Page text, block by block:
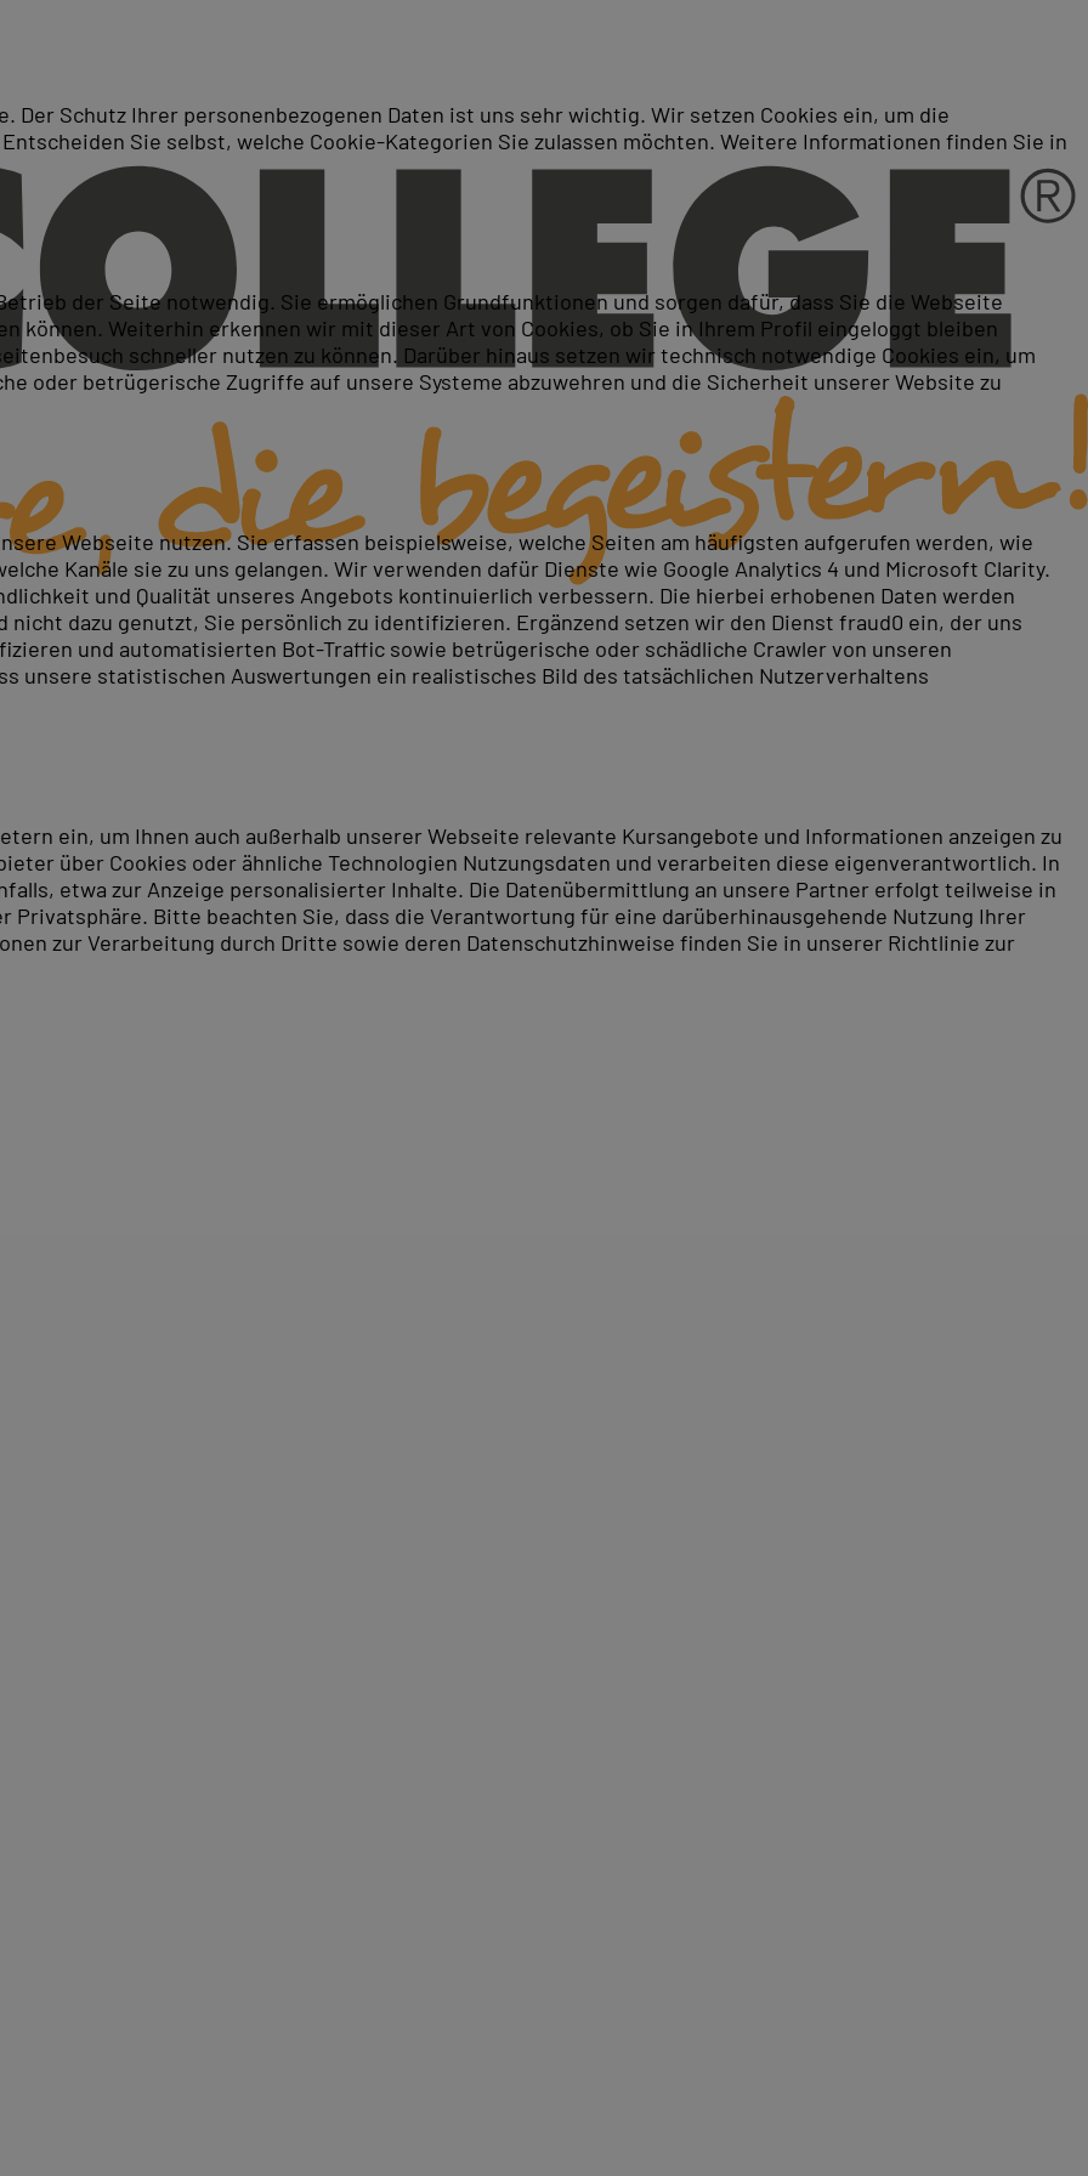
und Fachkräfte auf unsere Erfahrung in der IT-Weiterbildung.
Sie, wie individuelle Texturen und Materialien entwickelt werden. Sie lernen vorgefertigte Substance-
Sie praxisnah, 3D-Modelle direkt zu bemalen, Texturen zu bearbeiten und eigene Materialien anzuwenden.
Projekte effizient um und exportieren sie in gängigen Formaten.
Der Schutz Ihrer personenbezogenen Daten ist uns sehr wichtig. Wir setzen Cookies ein, um die
Sie selbst, welche Cookie-Kategorien Sie zulassen möchten. Weitere Informationen finden Sie in
der Seite notwendig. Sie ermöglichen Grundfunktionen und sorgen dafür, dass Sie die Webseite
können. Weiterhin erkennen wir mit dieser Art von Cookies, ob Sie in Ihrem Profil eingeloggt bleiben
schneller nutzen zu können. Darüber hinaus setzen wir technisch notwendige Cookies ein, um
oder betrügerische Zugriffe auf unsere Systeme abzuwehren und die Sicherheit unserer Website zu
Webseite nutzen. Sie erfassen beispielsweise, welche Seiten am häufigsten aufgerufen werden, wie
Kanäle sie zu uns gelangen. Wir verwenden dafür Dienste wie Google Analytics 4 und Microsoft Clarity.
und Qualität unseres Angebots kontinuierlich verbessern. Die hierbei erhobenen Daten werden
dazu genutzt, Sie persönlich zu identifizieren. Ergänzend setzen wir den Dienst fraud0 ein, der uns
und automatisierten Bot-Traffic sowie betrügerische oder schädliche Crawler von unseren
unsere statistischen Auswertungen ein realistisches Bild des tatsächlichen Nutzerverhaltens
ein, um Ihnen auch außerhalb unserer Webseite relevante Kursangebote und Informationen anzeigen zu
über Cookies oder ähnliche Technologien Nutzungsdaten und verarbeiten diese eigenverantwortlich. In
etwa zur Anzeige personalisierter Inhalte. Die Datenübermittlung an unsere Partner erfolgt teilweise in
Privatsphäre. Bitte beachten Sie, dass die Verantwortung für eine darüberhinausgehende Nutzung Ihrer
zur Verarbeitung durch Dritte sowie deren Datenschutzhinweise finden Sie in unserer Richtlinie zur